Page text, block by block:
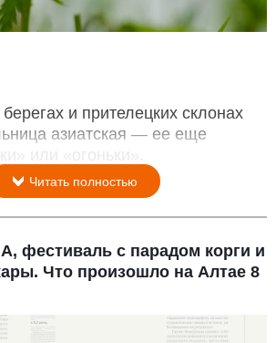
и прителецких склонах
азиатская — ее еще
или «огоньки».
Читать полностью
фестиваль с парадом корги и
Что произошло на Алтае 8